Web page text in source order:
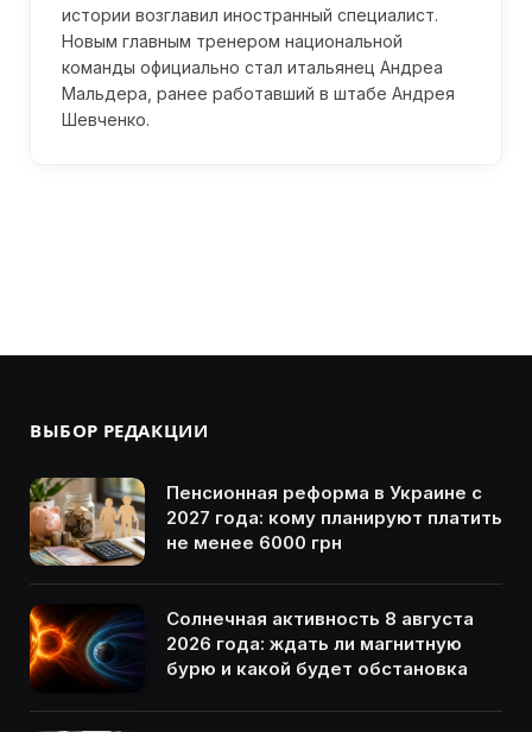
истории возглавил иностранный специалист.
Новым главным тренером национальной
команды официально стал итальянец Андреа
Мальдера, ранее работавший в штабе Андрея
Шевченко.
ВЫБОР РЕДАКЦИИ
Пенсионная реформа в Украине с
2027 года: кому планируют платить
не менее 6000 грн
Солнечная активность 8 августа
2026 года: ждать ли магнитную
бурю и какой будет обстановка